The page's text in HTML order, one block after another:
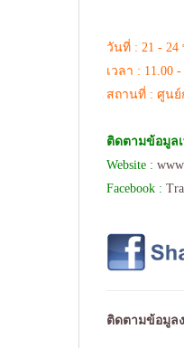
วันที่ : 21 - 24
เวลา : 11.00 -
สถานที่ : ศูนย์
ติดตามข้อมูล
Website :
Facebook :
ติดตามข้อมูล